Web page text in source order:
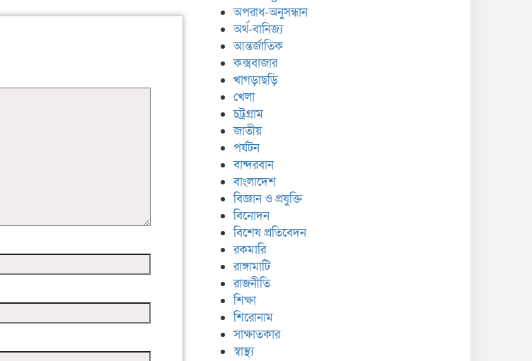
অপরাধ-অনুসন্ধান
অর্থ-বানিজ্য
আন্তর্জাতিক
কক্সবাজার
খাগড়াছড়ি
খেলা
চট্রগ্রাম
জাতীয়
পর্যটন
বান্দরবান
বাংলাদেশ
বিজ্ঞান ও প্রযুক্তি
বিনোদন
বিশেষ প্রতিবেদন
রকমারি
রাঙ্গামাটি
রাজনীতি
শিক্ষা
শিরোনাম
সাক্ষাতকার
স্বাস্থ্য